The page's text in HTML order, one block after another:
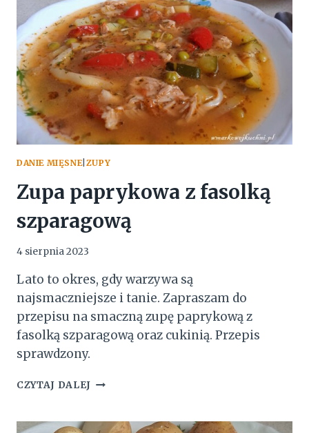
DANIE MIĘSNE| ZUPY
Zupa paprykowa z fasolką
szparagową
4 sierpnia 2023
Lato to okres, gdy warzywa są
najsmaczniejsze i tanie. Zapraszam do
przepisu na smaczną zupę paprykową z
fasolką szparagową oraz cukinią. Przepis
sprawdzony.
CZYTAJ DALEJ ZUPA
FASOLKĄ